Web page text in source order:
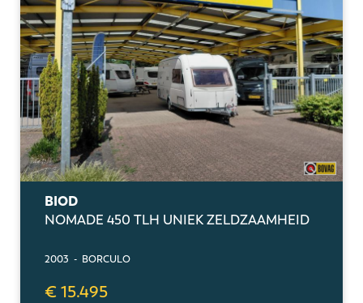
BIOD
NOMADE 450 TLH UNIEK ZELDZAAMHEID
2003 - BORCULO
€ 15.495